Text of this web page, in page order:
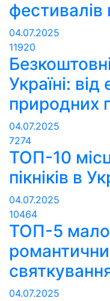
фестивалів
04.07.2025
11920
Україні:
природних
04.07.2025
7274
ТОП-10
пікніків в
04.07.2025
10464
ТОП-5
04.07.2025